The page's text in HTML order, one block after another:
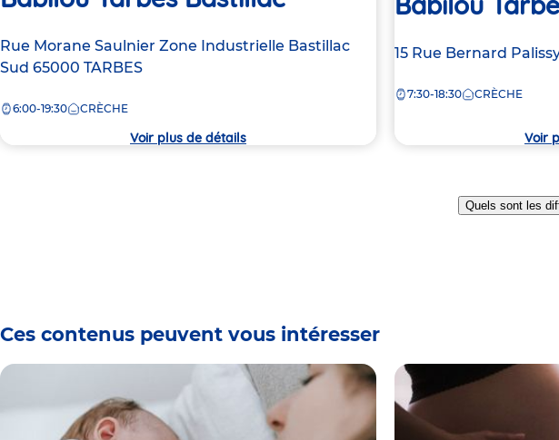
Adresse
de
crèche
Rue Morane Saulnier Zone Industrielle Bastillac
Sud 65000 TARBES
6:00-19:30 CRÈCHE
Voir plus de détails
Adresse
la
15 Rue Bernard
7:30-18:30 CRÈCHE
Voir
Quels sont les
Ces contenus peuvent vous intéresser